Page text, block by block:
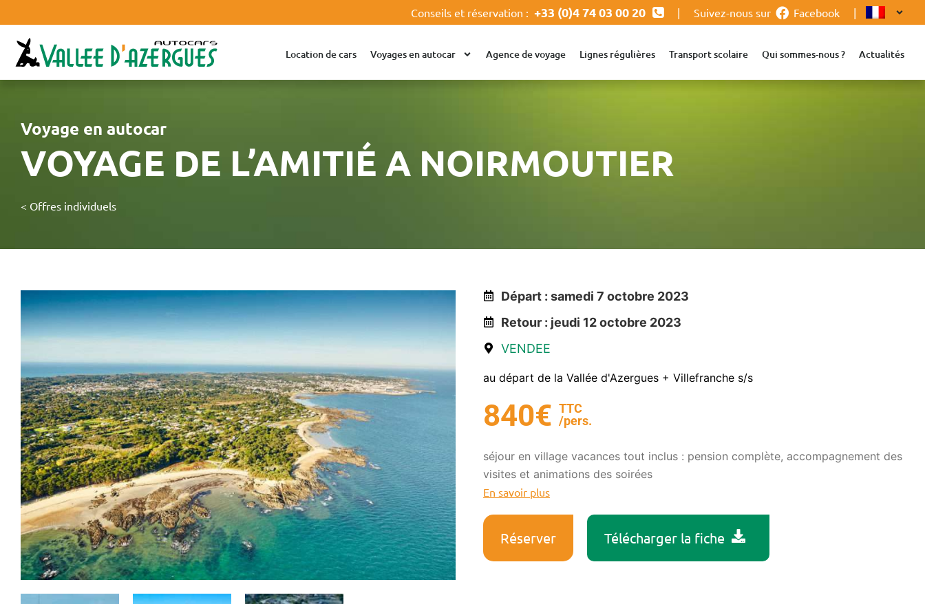
Conseils et réservation :+33 (0)4 74 03 00 20 | Suivez-nous sur Facebook |
Location de cars Voyages en autocar Agence de voyage Lignes régulières Transport scolaire Qui sommes-nous ? Actualités
Voyage en autocar
VOYAGE DE L’AMITIÉ A NOIRMOUTIER
< Offres individuels
Départ : samedi 7 octobre 2023
Retour : jeudi 12 octobre 2023
VENDEE
au départ de la Vallée d'Azergues + Villefranche s/s
840€ TTC
/pers.
séjour en village vacances tout inclus : pension complète, accompagnement des
visites et animations des soirées
En savoir plus
Réserver Télécharger la fiche